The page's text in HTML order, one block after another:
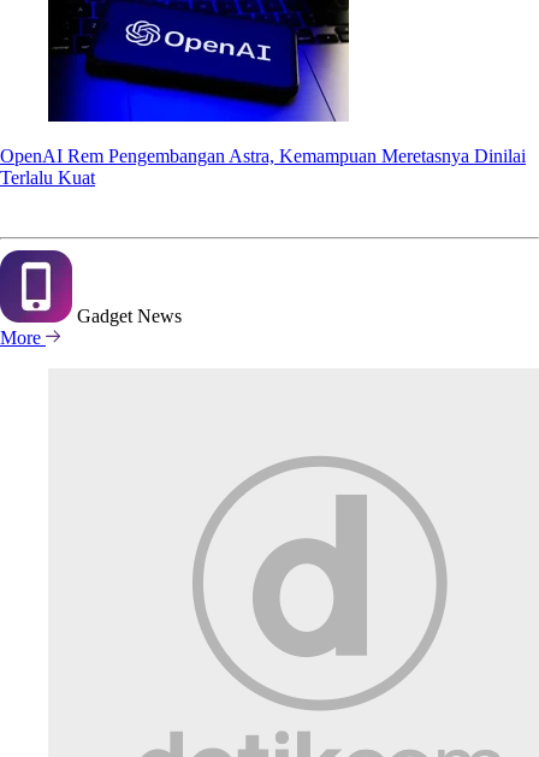
OpenAI Rem Pengembangan Astra, Kemampuan Meretasnya Dinilai
Terlalu Kuat
Gadget News
More